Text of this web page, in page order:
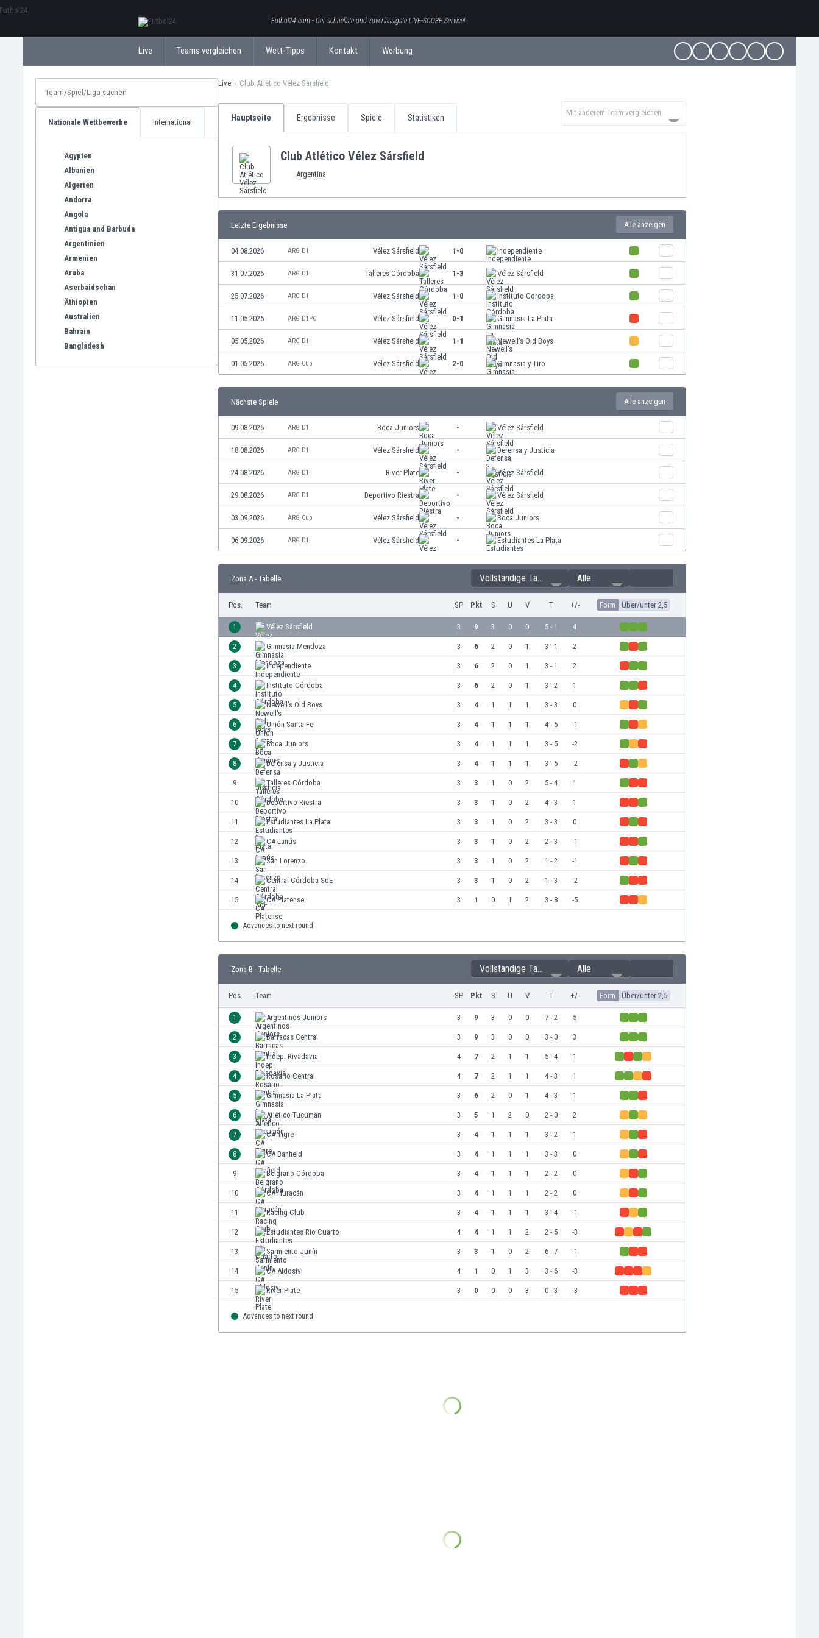
Futbol24.com - Der schnellste und zuverlässigste LIVE-SCORE Service!
Live Teams vergleichen Wett-Tipps Kontakt Werbung
Nationale Wettbewerbe International
Ägypten
Albanien
Algerien
Andorra
Angola
Antigua und Barbuda
Argentinien
Armenien
Aruba
Aserbaidschan
Äthiopien
Australien
Bahrain
Bangladesh
Live Club Atlético Vélez Sársfield
Hauptseite Ergebnisse Spiele Statistiken
Mit anderem Team vergleichen
Club Atlético Vélez Sársfield
Argentina
Letzte Ergebnisse Alle anzeigen
04.08.2026 ARG D1 Vélez Sársfield 1-0 Independiente
31.07.2026 ARG D1 Talleres Córdoba 1-3 Vélez Sársfield
25.07.2026 ARG D1 Vélez Sársfield 1-0 Instituto Córdoba
11.05.2026 ARG D1PO Vélez Sársfield 0-1 Gimnasia La Plata
05.05.2026 ARG D1 Vélez Sársfield 1-1 Newell's Old Boys
01.05.2026 ARG Cup Vélez Sársfield 2-0 Gimnasia y Tiro
Nächste Spiele Alle anzeigen
09.08.2026 ARG D1 Boca Juniors - Vélez Sársfield
18.08.2026 ARG D1 Vélez Sársfield - Defensa y Justicia
24.08.2026 ARG D1 River Plate - Vélez Sársfield
29.08.2026 ARG D1 Deportivo Riestra - Vélez Sársfield
03.09.2026 ARG Cup Vélez Sársfield - Boca Juniors
06.09.2026 ARG D1 Vélez Sársfield - Estudiantes La Plata
Zona A - Tabelle Vollständige Tabelle Alle
Pos. Team SP Pkt S U V T +/- Form Über/unter 2,5
1 Vélez Sársfield 3 9 3 0 0 5 - 1 4
2 Gimnasia Mendoza 3 6 2 0 1 3 - 1 2
3 Independiente 3 6 2 0 1 3 - 1 2
4 Instituto Córdoba 3 6 2 0 1 3 - 2 1
5 Newell's Old Boys 3 4 1 1 1 3 - 3 0
6 Unión Santa Fe 3 4 1 1 1 4 - 5 -1
7 Boca Juniors 3 4 1 1 1 3 - 5 -2
8 Defensa y Justicia 3 4 1 1 1 3 - 5 -2
9 Talleres Córdoba 3 3 1 0 2 5 - 4 1
10 Deportivo Riestra 3 3 1 0 2 4 - 3 1
11 Estudiantes La Plata 3 3 1 0 2 3 - 3 0
12 CA Lanús 3 3 1 0 2 2 - 3 -1
13 San Lorenzo 3 3 1 0 2 1 - 2 -1
14 Central Córdoba SdE 3 3 1 0 2 1 - 3 -2
15 CA Platense 3 1 0 1 2 3 - 8 -5
Advances to next round
Zona B - Tabelle Vollständige Tabelle Alle
Pos. Team SP Pkt S U V T +/- Form Über/unter 2,5
1 Argentinos Juniors 3 9 3 0 0 7 - 2 5
2 Barracas Central 3 9 3 0 0 3 - 0 3
3 Indep. Rivadavia 4 7 2 1 1 5 - 4 1
4 Rosario Central 4 7 2 1 1 4 - 3 1
5 Gimnasia La Plata 3 6 2 0 1 4 - 3 1
6 Atlético Tucumán 3 5 1 2 0 2 - 0 2
7 CA Tigre 3 4 1 1 1 3 - 2 1
8 CA Banfield 3 4 1 1 1 3 - 3 0
9 Belgrano Córdoba 3 4 1 1 1 2 - 2 0
10 CA Huracán 3 4 1 1 1 2 - 2 0
11 Racing Club 3 4 1 1 1 3 - 4 -1
12 Estudiantes Río Cuarto 4 4 1 1 2 2 - 5 -3
13 Sarmiento Junín 3 3 1 0 2 6 - 7 -1
14 CA Aldosivi 4 1 0 1 3 3 - 6 -3
15 River Plate 3 0 0 0 3 0 - 3 -3
Advances to next round